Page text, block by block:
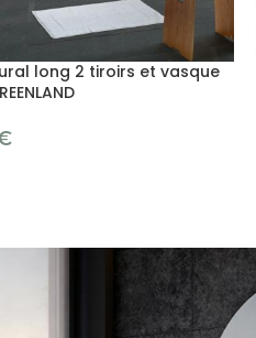
long 2 tiroirs et vasque